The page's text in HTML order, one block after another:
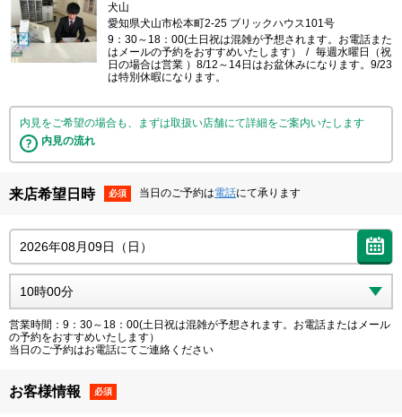
犬山
愛知県犬山市松本町2-25 ブリックハウス101号
9：30～18：00(土日祝は混雑が予想されます。お電話また
はメールの予約をおすすめいたします）
毎週水曜日（祝
日の場合は営業 ）8/12～14日はお盆休みになります。9/23
は特別休暇になります。
内見をご希望の場合も、まずは取扱い店舗にて詳細をご案内いたします
内見の流れ
来店希望日時 必須 当日のご予約は電話にて承ります
営業時間：9：30～18：00(土日祝は混雑が予想されます。お電話またはメール
の予約をおすすめいたします）
当日のご予約はお電話にてご連絡ください
お客様情報 必須